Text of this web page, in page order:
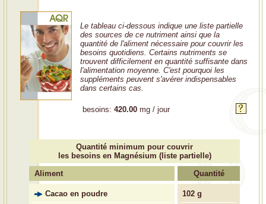
Le tableau ci-dessous indique une liste partielle
des sources de ce nutriment ainsi que la
quantité de l'aliment nécessaire pour couvrir les
besoins quotidiens. Certains nutriments se
trouvent difficilement en quantité suffisante dans
l'alimentation moyenne. C'est pourquoi les
suppléments peuvent s'avérer indispensables
dans certains cas.
besoins: 420.00 mg / jour
Quantité minimum pour couvrir
les besoins en Magnésium (liste partielle)
Aliment
Quantité
Cacao en poudre
102 g